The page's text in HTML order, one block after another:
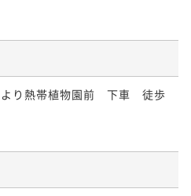
り熱帯植物園前　下車　徒歩